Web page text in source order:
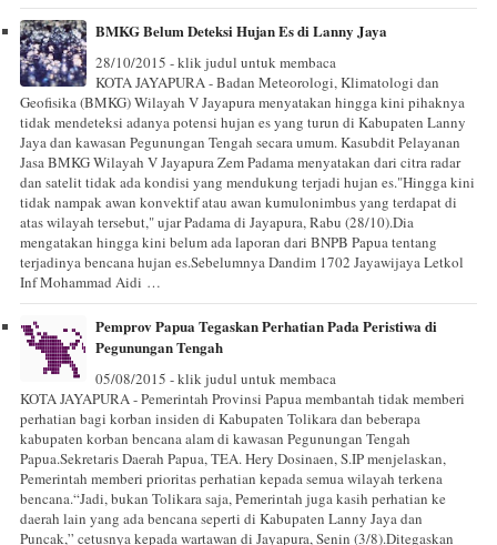
BMKG Belum Deteksi Hujan Es di Lanny Jaya
28/10/2015 - klik judul untuk membaca
KOTA JAYAPURA - Badan Meteorologi, Klimatologi dan
Geofisika (BMKG) Wilayah V Jayapura menyatakan hingga kini pihaknya
tidak mendeteksi adanya potensi hujan es yang turun di Kabupaten Lanny
Jaya dan kawasan Pegunungan Tengah secara umum. Kasubdit Pelayanan
Jasa BMKG Wilayah V Jayapura Zem Padama menyatakan dari citra radar
dan satelit tidak ada kondisi yang mendukung terjadi hujan es."Hingga kini
tidak nampak awan konvektif atau awan kumulonimbus yang terdapat di
atas wilayah tersebut," ujar Padama di Jayapura, Rabu (28/10).Dia
mengatakan hingga kini belum ada laporan dari BNPB Papua tentang
terjadinya bencana hujan es.Sebelumnya Dandim 1702 Jayawijaya Letkol
Inf Mohammad Aidi …
Pemprov Papua Tegaskan Perhatian Pada Peristiwa di
Pegunungan Tengah
05/08/2015 - klik judul untuk membaca
KOTA JAYAPURA - Pemerintah Provinsi Papua membantah tidak memberi
perhatian bagi korban insiden di Kabupaten Tolikara dan beberapa
kabupaten korban bencana alam di kawasan Pegunungan Tengah
Papua.Sekretaris Daerah Papua, TEA. Hery Dosinaen, S.IP menjelaskan,
Pemerintah memberi prioritas perhatian kepada semua wilayah terkena
bencana.“Jadi, bukan Tolikara saja, Pemerintah juga kasih perhatian ke
daerah lain yang ada bencana seperti di Kabupaten Lanny Jaya dan
Puncak,” cetusnya kepada wartawan di Jayapura, Senin (3/8).Ditegaskan